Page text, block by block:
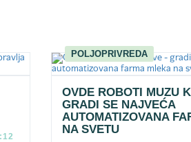
POLJOPRIVREDA
OVDE ROBOTI MUZU
GRADI SE NAJVEĆA
AUTOMATIZOVANA
NA SVETU